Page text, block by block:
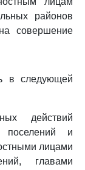
районов
совершение
в следующей
действий
поселений и
лицами
главами